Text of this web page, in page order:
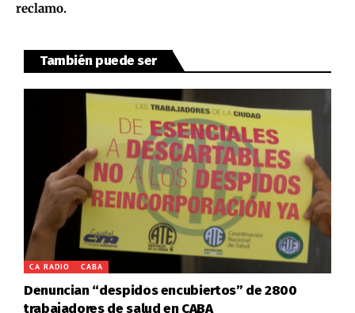
reclamo.
También puede ser
CA RADIO CABA
Denuncian “despidos encubiertos” de 2800
trabajadores de salud en CABA